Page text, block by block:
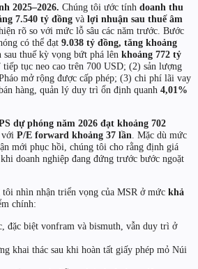
2025–2026. Chúng tôi ước tính doanh thu
7.540 tỷ đồng và lợi nhuận sau thuế âm
rõ so với mức lỗ sâu các năm trước. Bước
có thể đạt 9.038 tỷ đồng, tăng khoảng
sau thuế kỳ vọng bứt phá lên khoảng 772 tỷ
tục neo cao trên 700 USD; (2) sản lượng
mở rộng được cấp phép; (3) chi phí lãi vay
hàng, quản lý duy trì ổn định quanh 4,01%
dự phóng năm 2026 đạt khoảng 702
với P/E forward khoảng 37 lần . Mặc dù mức
mới phục hồi, chúng tôi cho rằng định giá
doanh nghiệp đang đứng trước bước ngoặt
tôi nhìn nhận triển vọng của MSR ở mức khả
chính:
đặc biệt vonfram và bismuth, vẫn duy trì ở
khai thác sau khi hoàn tất giấy phép mỏ Núi